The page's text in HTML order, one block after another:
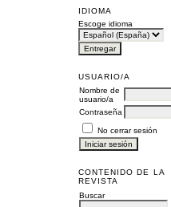
IDIOMA
Escoge idioma
USUARIO/A
Nombre de
usuario/a
Contraseña
No cerrar sesión
CONTENIDO DE LA
REVISTA
Buscar